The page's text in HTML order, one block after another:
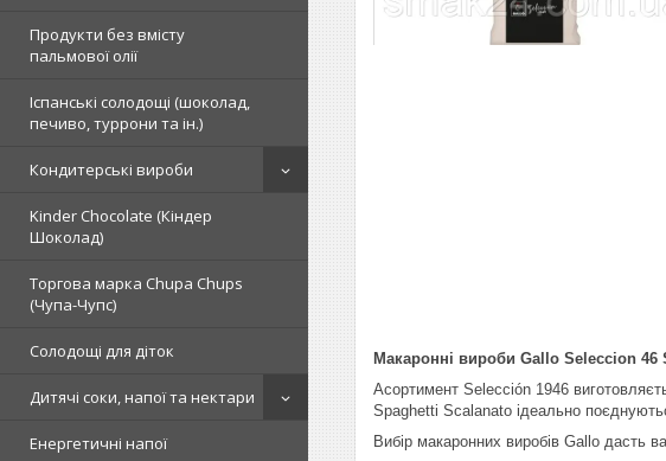
Продукти без вмісту
пальмової олії
Іспанські солодощі (шоколад,
печиво, туррони та ін.)
Кондитерські вироби
Kinder Chocolate (Кіндер
Шоколад)
Торгова марка Chupa Chups
(Чупа-Чупс)
Солодощі для діток
Дитячі соки, напої та нектари
Енергетичні напої
Макаронні вироби Gallo Seleccion 46
Асортимент Selección 1946
Spaghetti Scalanato ідеально
Вибір макаронних виробів Gallo дасть